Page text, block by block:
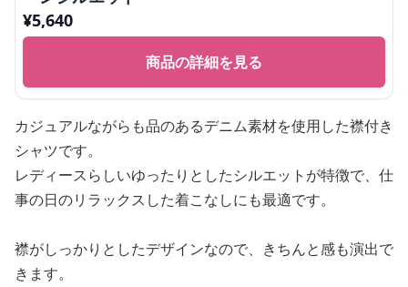
¥5,640
商品の詳細を見る
カジュアルながらも品のあるデニム素材を使用した襟付き
シャツです。
レディースらしいゆったりとしたシルエットが特徴で、仕
事の日のリラックスした着こなしにも最適です。
襟がしっかりとしたデザインなので、きちんと感も演出で
きます。